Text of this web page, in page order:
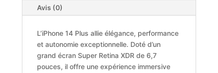
Avis (0)
L’iPhone 14 Plus allie élégance, performance
et autonomie exceptionnelle. Doté d’un
grand écran Super Retina XDR de 6,7
pouces, il offre une expérience immersive